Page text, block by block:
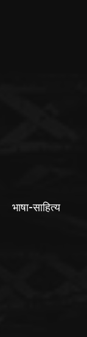
भाषा-साहित्य